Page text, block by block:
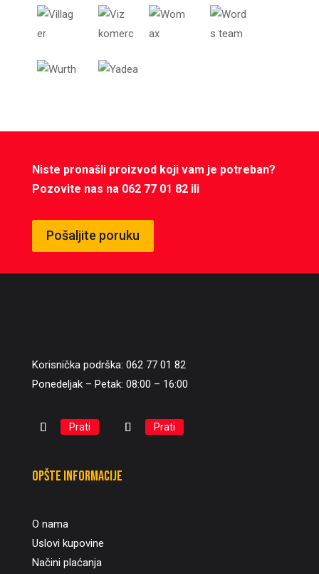
Niste pronašli proizvod koji vam je potreban?
Pozovite nas na 062 77 01 82 ili
Pošaljite poruku
Korisnička podrška: 062 77 01 82
Ponedeljak – Petak: 08:00 – 16:00
Prati Prati
Opšte informacije
O nama
Uslovi kupovine
Načini plaćanja